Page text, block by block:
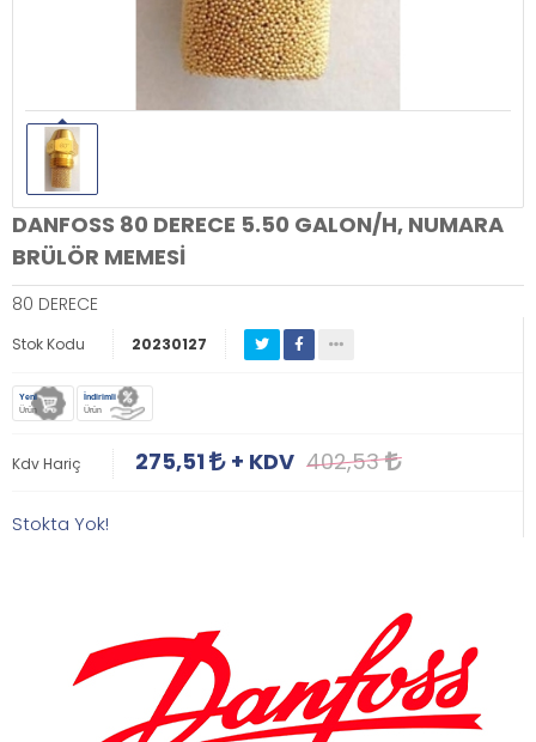
DANFOSS 80 DERECE 5.50 GALON/H, NUMARA
BRÜLÖR MEMESİ
80 DERECE
Stok Kodu 20230127
Yeni
Ürün
İndirimli
Ürün
Kdv Hariç 275,51 + KDV 402,53
Stokta Yok!